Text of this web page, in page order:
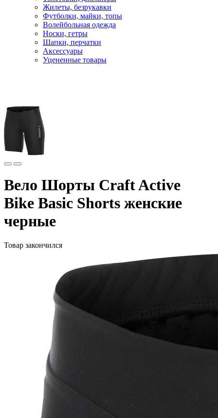
Жилеты, безрукавки
Футболки, майки, топы
Волейбольная одежда
Носки, гетры
Шапки, перчатки
Аксессуары
Уцененные товары
Вело Шорты Craft Active
Bike Basic Shorts женские
черные
Товар закончился